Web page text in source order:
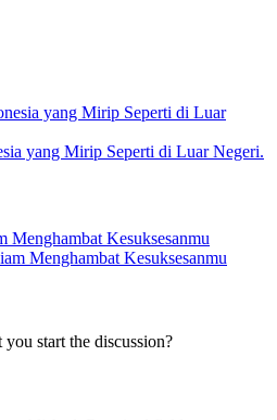
yang Mirip Seperti di Luar Negeri.
Menghambat Kesuksesanmu
start the discussion?